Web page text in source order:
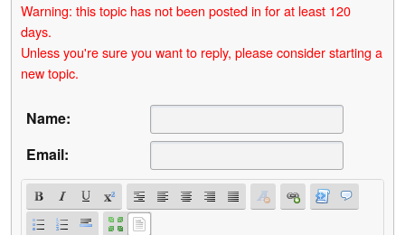
Warning: this topic has not been posted in for at least 120
days.
Unless you're sure you want to reply, please consider starting a
new topic.
Name:
Email: